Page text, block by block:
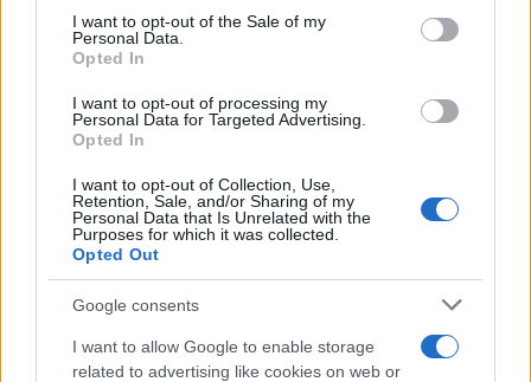
consent section.
I want to opt-out of the Sale of my
Personal Data.
Opted In
I want to opt-out of processing my
Personal Data for Targeted Advertising.
Opted In
I want to opt-out of Collection, Use,
Retention, Sale, and/or Sharing of my
Personal Data that Is Unrelated with the
Purposes for which it was collected.
Opted Out
Google consents
I want to allow Google to enable storage
related to advertising like cookies on web or
Impostazioni telefono e avvisi: ecosistema per
Francesca Lombardi · 1 Ago 2026
XPENG Partner del Teatro del Silenzio 2026: Veicoli
Elettrici e Musica in Sinfonia